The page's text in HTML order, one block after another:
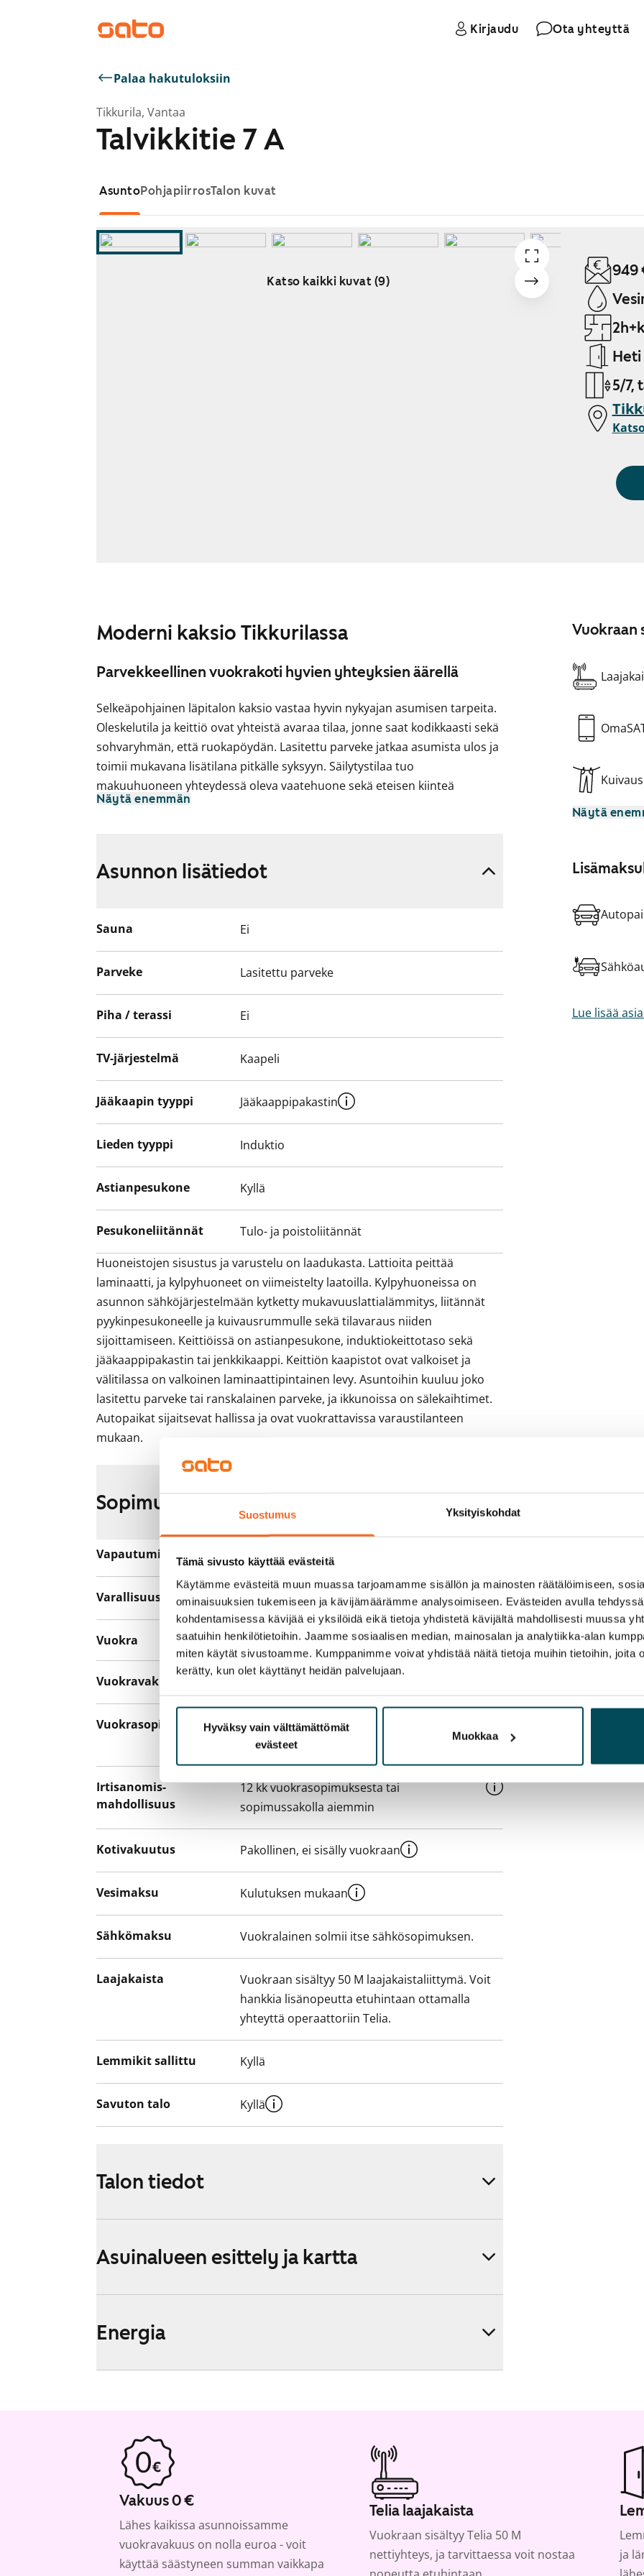
Suostumus Yksityiskohdat
Tämä sivusto käyttää evästeitä
Käytämme evästeitä muun muassa tarjoamamme sisällön ja mainosten räätälöimiseen,
ominaisuuksien tukemiseen ja kävijämäärämme analysoimiseen. Evästeiden avulla
kohdentamisessa kävijää ei yksilöidä eikä tietoja yhdistetä kävijältä mahdollisesti muussa
saatuihin henkilötietoihin. Jaamme sosiaalisen median, mainosalan ja analytiikka-alan
miten käytät sivustoamme. Kumppanimme voivat yhdistää näitä tietoja muihin tietoihin, joita
kerätty, kun olet käyttänyt heidän palvelujaan.
Hyväksy vain välttämättömät
evästeet
Muokkaa
Kirjaudu Ota yhteyttä
Palaa hakutuloksiin
Tikkurila, Vantaa
Talvikkitie 7 A
AsuntoPohjapiirrosTalon kuvat
Katso kaikki kuvat (9)
949
Heti
5/7,
Moderni kaksio Tikkurilassa
Parvekkeellinen vuokrakoti hyvien yhteyksien äärellä
Selkeäpohjainen läpitalon kaksio vastaa hyvin nykyajan asumisen tarpeita.
Oleskelutila ja keittiö ovat yhteistä avaraa tilaa, jonne saat kodikkaasti sekä
sohvaryhmän, että ruokapöydän. Lasitettu parveke jatkaa asumista ulos ja
toimii mukavana lisätilana pitkälle syksyyn. Säilytystilaa tuo
makuuhuoneen yhteydessä oleva vaatehuone sekä eteisen kiinteä
kaapisto.
Tulehan tutustumaan paikan päälle, voisiko tästä tulla uusi vuokrakotisi!
Näytä enemmän
Vuokraan
Näytä
Lue lisää
Asunnon lisätiedot
Sauna Ei
Parveke Lasitettu parveke
Piha / terassi Ei
TV-järjestelmä Kaapeli
Jääkaapin tyyppi Jääkaappipakastin
Lieden tyyppi Induktio
Astianpesukone Kyllä
Pesukoneliitännät
Tulo- ja poistoliitännät
Huoneistojen sisustus ja varustelu on laadukasta. Lattioita peittää
laminaatti, ja kylpyhuoneet on viimeistelty laatoilla. Kylpyhuoneissa on
asunnon sähköjärjestelmään kytketty mukavuuslattialämmitys, liitännät
pyykinpesukoneelle ja kuivausrummulle sekä tilavaraus niiden
sijoittamiseen. Keittiöissä on astianpesukone, induktiokeittotaso sekä
jääkaappipakastin tai jenkkikaappi. Keittiön kaapistot ovat valkoiset ja
välitilassa on valkoinen laminaattipintainen levy. Asuntoihin kuuluu joko
lasitettu parveke tai ranskalainen parveke, ja ikkunoissa on sälekaihtimet.
Autopaikat sijaitsevat hallissa ja ovat vuokrattavissa varaustilanteen
mukaan.
Sopimus ja maksut
Vapautuminen Heti vapaa
Varallisuusrajat Ei
Vuokra 949 €/kk
Vuokravakuus 0 €, (yrityksille min. 1 kk vuokra)
Vuokrasopimus
Toistaiseksi voimassa oleva, minimi
asumisaika 12 kk
Irtisanomis­
mahdollisuus
12 kk vuokrasopimuksesta tai
sopimussakolla aiemmin
Kotivakuutus Pakollinen, ei sisälly vuokraan
Vesimaksu Kulutuksen mukaan
Sähkömaksu Vuokralainen solmii itse sähkösopimuksen.
Laajakaista
Vuokraan sisältyy 50 M laajakaistaliittymä. Voit
hankkia lisänopeutta etuhintaan ottamalla
yhteyttä operaattoriin Telia.
Lemmikit sallittu Kyllä
Savuton talo Kyllä
Talon tiedot
Asuinalueen esittely ja kartta
Energia
Vakuus 0 €
Lähes kaikissa asunnoissamme
vuokravakuus on nolla euroa - voit
käyttää säästyneen summan vaikkapa
Telia laajakaista
Vuokraan sisältyy Telia 50 M
nettiyhteys, ja tarvittaessa voit nostaa
ja